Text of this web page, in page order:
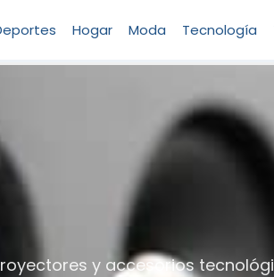
Hogar Moda Tecnología
y accesorios